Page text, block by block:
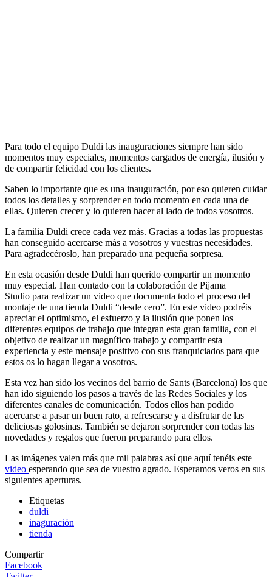
Para todo el equipo Duldi las inauguraciones siempre han sido
momentos muy especiales, momentos cargados de energía, ilusión y
de compartir felicidad con los clientes.
Saben lo importante que es una inauguración, por eso quieren cuidar
todos los detalles y sorprender en todo momento en cada una de
ellas. Quieren crecer y lo quieren hacer al lado de todos vosotros.
La familia Duldi crece cada vez más. Gracias a todas las propuestas
han conseguido acercarse más a vosotros y vuestras necesidades.
Para agradecéroslo, han preparado una pequeña sorpresa.
En esta ocasión desde Duldi han querido compartir un momento
muy especial. Han contado con la colaboración de Pijama
Studio para realizar un video que documenta todo el proceso del
montaje de una tienda Duldi “desde cero”. En este video podréis
apreciar el optimismo, el esfuerzo y la ilusión que ponen los
diferentes equipos de trabajo que integran esta gran familia, con el
objetivo de realizar un magnífico trabajo y compartir esta
experiencia y este mensaje positivo con sus franquiciados para que
estos os lo hagan llegar a vosotros.
Esta vez han sido los vecinos del barrio de Sants (Barcelona) los que
han ido siguiendo los pasos a través de las Redes Sociales y los
diferentes canales de comunicación. Todos ellos han podido
acercarse a pasar un buen rato, a refrescarse y a disfrutar de las
deliciosas golosinas. También se dejaron sorprender con todas las
novedades y regalos que fueron preparando para ellos.
Las imágenes valen más que mil palabras así que aquí tenéis este
video esperando que sea de vuestro agrado. Esperamos veros en sus
siguientes aperturas.
Etiquetas
duldi
inaguración
tienda
Compartir
Facebook